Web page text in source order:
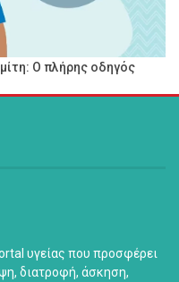
Ο πλήρης οδηγός
υγείας που προσφέρει
διατροφή, άσκηση,